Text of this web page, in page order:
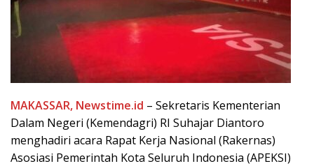
MAKASSAR, Newstime.id – Sekretaris Kementerian
Dalam Negeri (Kemendagri) RI Suhajar Diantoro
menghadiri acara Rapat Kerja Nasional (Rakernas)
Asosiasi Pemerintah Kota Seluruh Indonesia (APEKSI)